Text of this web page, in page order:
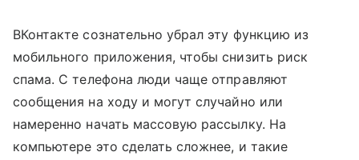
ВКонтакте сознательно убрал эту функцию из
мобильного приложения, чтобы снизить риск
спама. С телефона люди чаще отправляют
сообщения на ходу и могут случайно или
намеренно начать массовую рассылку. На
компьютере это сделать сложнее, и такие